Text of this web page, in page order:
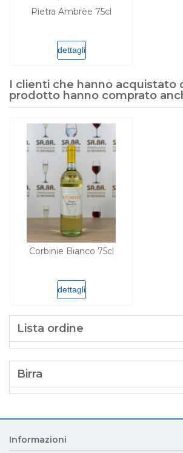
Pietra Ambrèe 75cl
dettagli
I clienti che hanno acquistato
prodotto hanno comprato
Corbinie Bianco 75cl
dettagli
Lista ordine
Birra
Informazioni